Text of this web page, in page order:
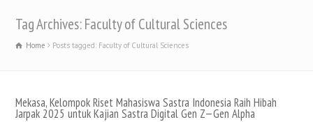
Tag Archives: Faculty of Cultural Sciences
Home Posts tagged: Faculty of Cultural Sciences
Mekasa, Kelompok Riset Mahasiswa Sastra Indonesia Raih Hibah
Jarpak 2025 untuk Kajian Sastra Digital Gen Z—Gen Alpha